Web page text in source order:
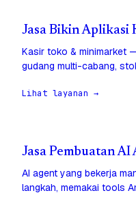
Jasa Bikin Aplikasi
Kasir toko & minimarket
gudang multi-cabang,
Lihat layanan →
Jasa Pembuatan
AI agent yang bekerja
langkah, memakai tools